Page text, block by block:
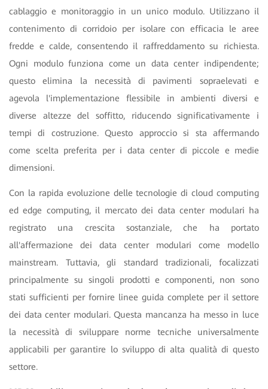
cablaggio e monitoraggio in un unico modulo. Utilizzano il
contenimento di corridoio per isolare con efficacia le aree
fredde e calde, consentendo il raffreddamento su richiesta.
Ogni modulo funziona come un data center indipendente;
questo elimina la necessità di pavimenti sopraelevati e
agevola l'implementazione flessibile in ambienti diversi e
diverse altezze del soffitto, riducendo significativamente i
tempi di costruzione. Questo approccio si sta affermando
come scelta preferita per i data center di piccole e medie
dimensioni.
Con la rapida evoluzione delle tecnologie di cloud computing
ed edge computing, il mercato dei data center modulari ha
registrato una crescita sostanziale, che ha portato
all'affermazione dei data center modulari come modello
mainstream. Tuttavia, gli standard tradizionali, focalizzati
principalmente su singoli prodotti e componenti, non sono
stati sufficienti per fornire linee guida complete per il settore
dei data center modulari. Questa mancanza ha messo in luce
la necessità di sviluppare norme tecniche universalmente
applicabili per garantire lo sviluppo di alta qualità di questo
settore.